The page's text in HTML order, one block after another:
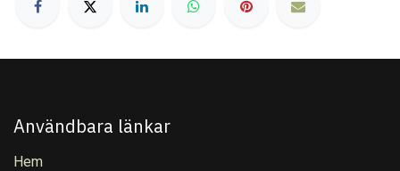
Användbara länkar
Hem